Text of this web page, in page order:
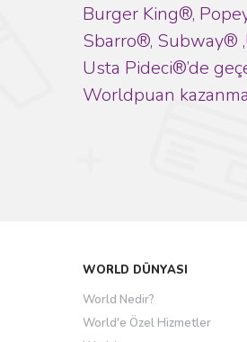
Burger King®,
Sbarro®, Subway®
Usta Pideci®’de
Worldpuan kazanma
WORLD DÜNYASI
World Nedir?
World'e Özel Hizmetler